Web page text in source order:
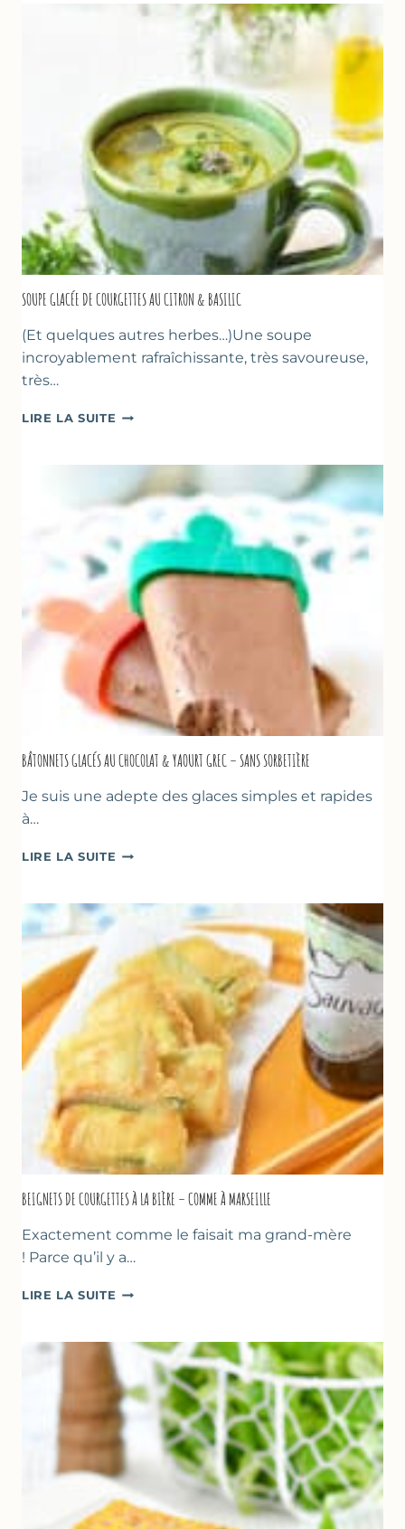
D’ORANGER
SOUPE GLACÉE DE COURGETTES AU CITRON & BASILIC
(Et quelques autres herbes…)Une soupe
incroyablement rafraîchissante, très savoureuse,
très…
LIRE LA SUITE SOUPE
COURGETTES
AU
CITRON
BASILIC
BÂTONNETS GLACÉS AU CHOCOLAT & YAOURT GREC – SANS SORBETIÈRE
Je suis une adepte des glaces simples et rapides
à…
LIRE LA SUITE BÂTONNETS
CHOCOLAT
YAOURT
GREC
–
SANS
SORBETIÈRE
BEIGNETS DE COURGETTES À LA BIÈRE – COMME À MARSEILLE
Exactement comme le faisait ma grand-mère
! Parce qu’il y a…
LIRE LA SUITE BEIGNETS
LA
BIÈRE
–
COMME
À
MARSEILLE